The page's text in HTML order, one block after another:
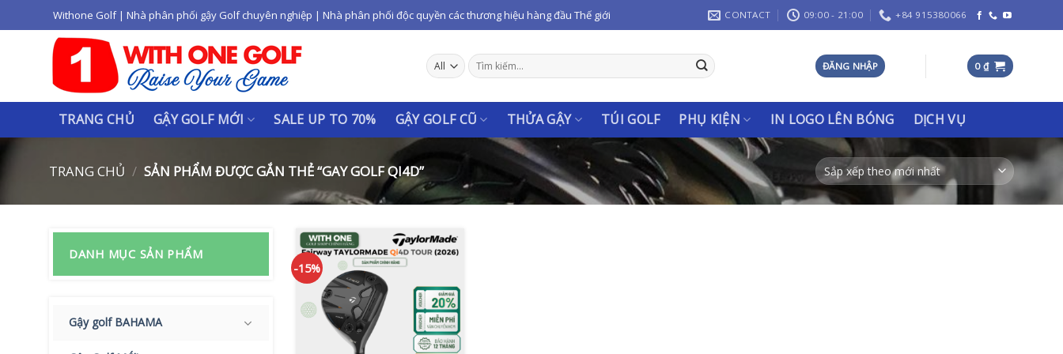
to
Withone Golf | Nhà phân phối gậy Golf chuyên nghiệp | Nhà phân phối độc quyền các thương hiệu hàng đầu Thế giới CONTACT 09:00 - 21:00 +84 915380066
Tìm
kiếm:
ĐĂNG NHẬP 0 ₫
TRANG CHỦ GẬY GOLF MỚI SALE UP TO 70% GẬY GOLF CŨ THỬA GẬY TÚI GOLF PHỤ KIỆN IN LOGO LÊN BÓNG DỊCH VỤ
TRANG CHỦ / SẢN PHẨM ĐƯỢC GẮN THẺ “GAY GOLF QI4D”
DANH MỤC SẢN PHẨM
Gậy golf BAHAMA
-15%